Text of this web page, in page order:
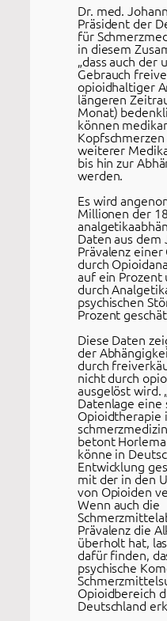
Dr. med.
Präsident der
für
in diesem
„dass auch der
Gebrauch
opioidhaltiger
längeren
Monat)
können
weiterer
bis hin zur
werden.
Es wird
Millionen der
Daten aus
Prävalenz
durch
auf ein
durch
psychischen
Prozent
Diese Daten
der
durch
nicht durch
ausgelöst wird.
Datenlage eine
Opioidtherapie
betont
könne in
Entwicklung
mit der in den
von Opioiden
Wenn auch die
Prävalenz die
überholt hat,
dafür finden,
psychische
Opioidbereich
Deutschland